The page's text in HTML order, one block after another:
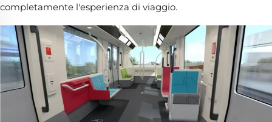
completamente l'esperienza di viaggio.